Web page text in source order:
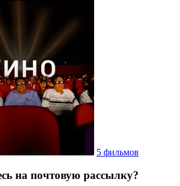
5 фильмов
на почтовую рассылку?